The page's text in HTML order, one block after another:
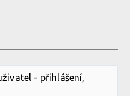
- přihlášení,